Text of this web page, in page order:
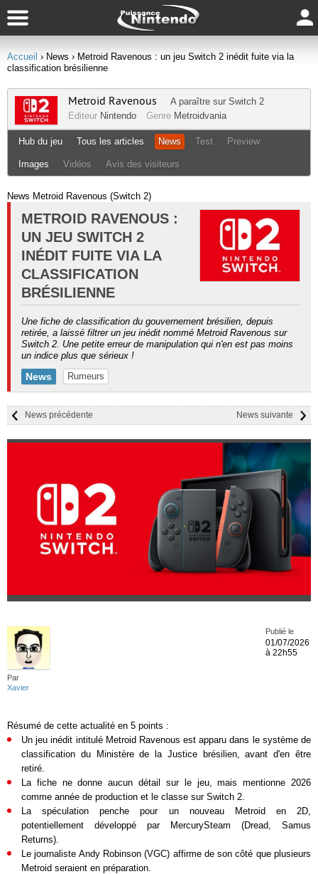
Accueil › News › Metroid Ravenous : un jeu Switch 2 inédit fuite via la
classification brésilienne
Metroid Ravenous A paraître sur Switch 2
Editeur Nintendo Genre Metroidvania
Hub du jeu Tous les articles News Test Preview
Images Vidéos Avis des visiteurs
News Metroid Ravenous (Switch 2)
METROID RAVENOUS :
UN JEU SWITCH 2
INÉDIT FUITE VIA LA
CLASSIFICATION
BRÉSILIENNE
Une fiche de classification du gouvernement brésilien, depuis
retirée, a laissé filtrer un jeu inédit nommé Metroid Ravenous sur
Switch 2. Une petite erreur de manipulation qui n'en est pas moins
un indice plus que sérieux !
News Rumeurs
News suivante
News précédente
Par
Xavier
Publié le
01/07/2026
à 22h55
Résumé de cette actualité en 5 points :
Un jeu inédit intitulé Metroid Ravenous est apparu dans le système de
classification du Ministère de la Justice brésilien, avant d'en être
retiré.
La fiche ne donne aucun détail sur le jeu, mais mentionne 2026
comme année de production et le classe sur Switch 2.
La spéculation penche pour un nouveau Metroid en 2D,
potentiellement développé par MercurySteam (Dread, Samus
Returns).
Le journaliste Andy Robinson (VGC) affirme de son côté que plusieurs
Metroid seraient en préparation.